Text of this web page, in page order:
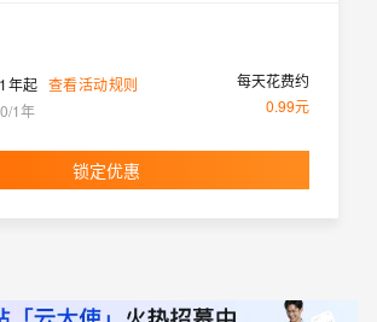
每天花费约
0.99元
年起 查看活动规则
/1年
锁定优惠